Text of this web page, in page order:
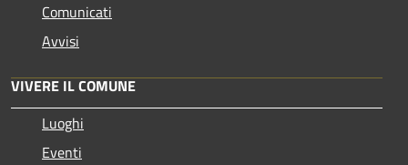
Comunicati
Avvisi
VIVERE IL COMUNE
Luoghi
Eventi